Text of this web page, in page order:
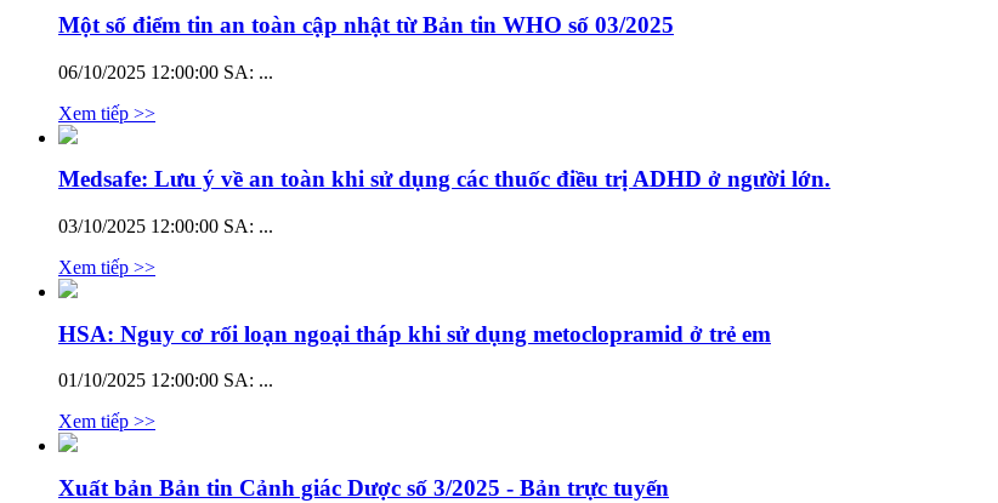
Một số điểm tin an toàn cập nhật từ Bản tin WHO số 03/2025
06/10/2025 12:00:00 SA: ...
Xem tiếp >>
Medsafe: Lưu ý về an toàn khi sử dụng các thuốc điều trị ADHD ở người lớn.
03/10/2025 12:00:00 SA: ...
Xem tiếp >>
HSA: Nguy cơ rối loạn ngoại tháp khi sử dụng metoclopramid ở trẻ em
01/10/2025 12:00:00 SA: ...
Xem tiếp >>
Xuất bản Bản tin Cảnh giác Dược số 3/2025 - Bản trực tuyến